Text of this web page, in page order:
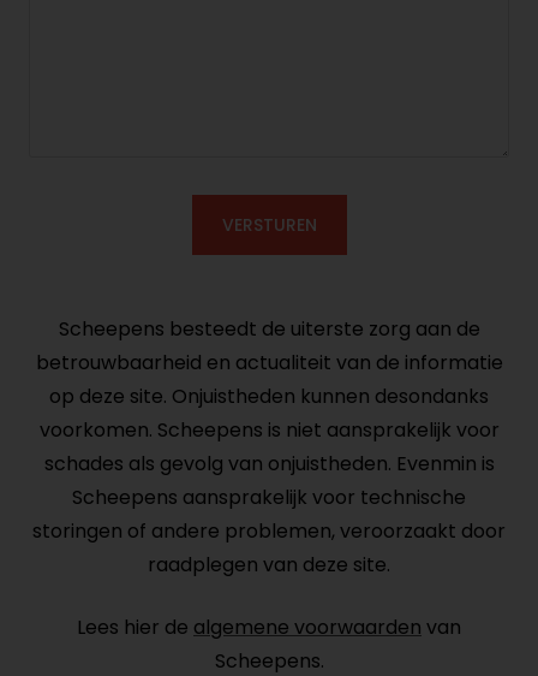
VERSTUREN
Scheepens besteedt de uiterste zorg aan de
betrouwbaarheid en actualiteit van de informatie
op deze site. Onjuistheden kunnen desondanks
voorkomen. Scheepens is niet aansprakelijk voor
schades als gevolg van onjuistheden. Evenmin is
Scheepens aansprakelijk voor technische
storingen of andere problemen, veroorzaakt door
raadplegen van deze site.
Lees hier de algemene voorwaarden van
Scheepens.